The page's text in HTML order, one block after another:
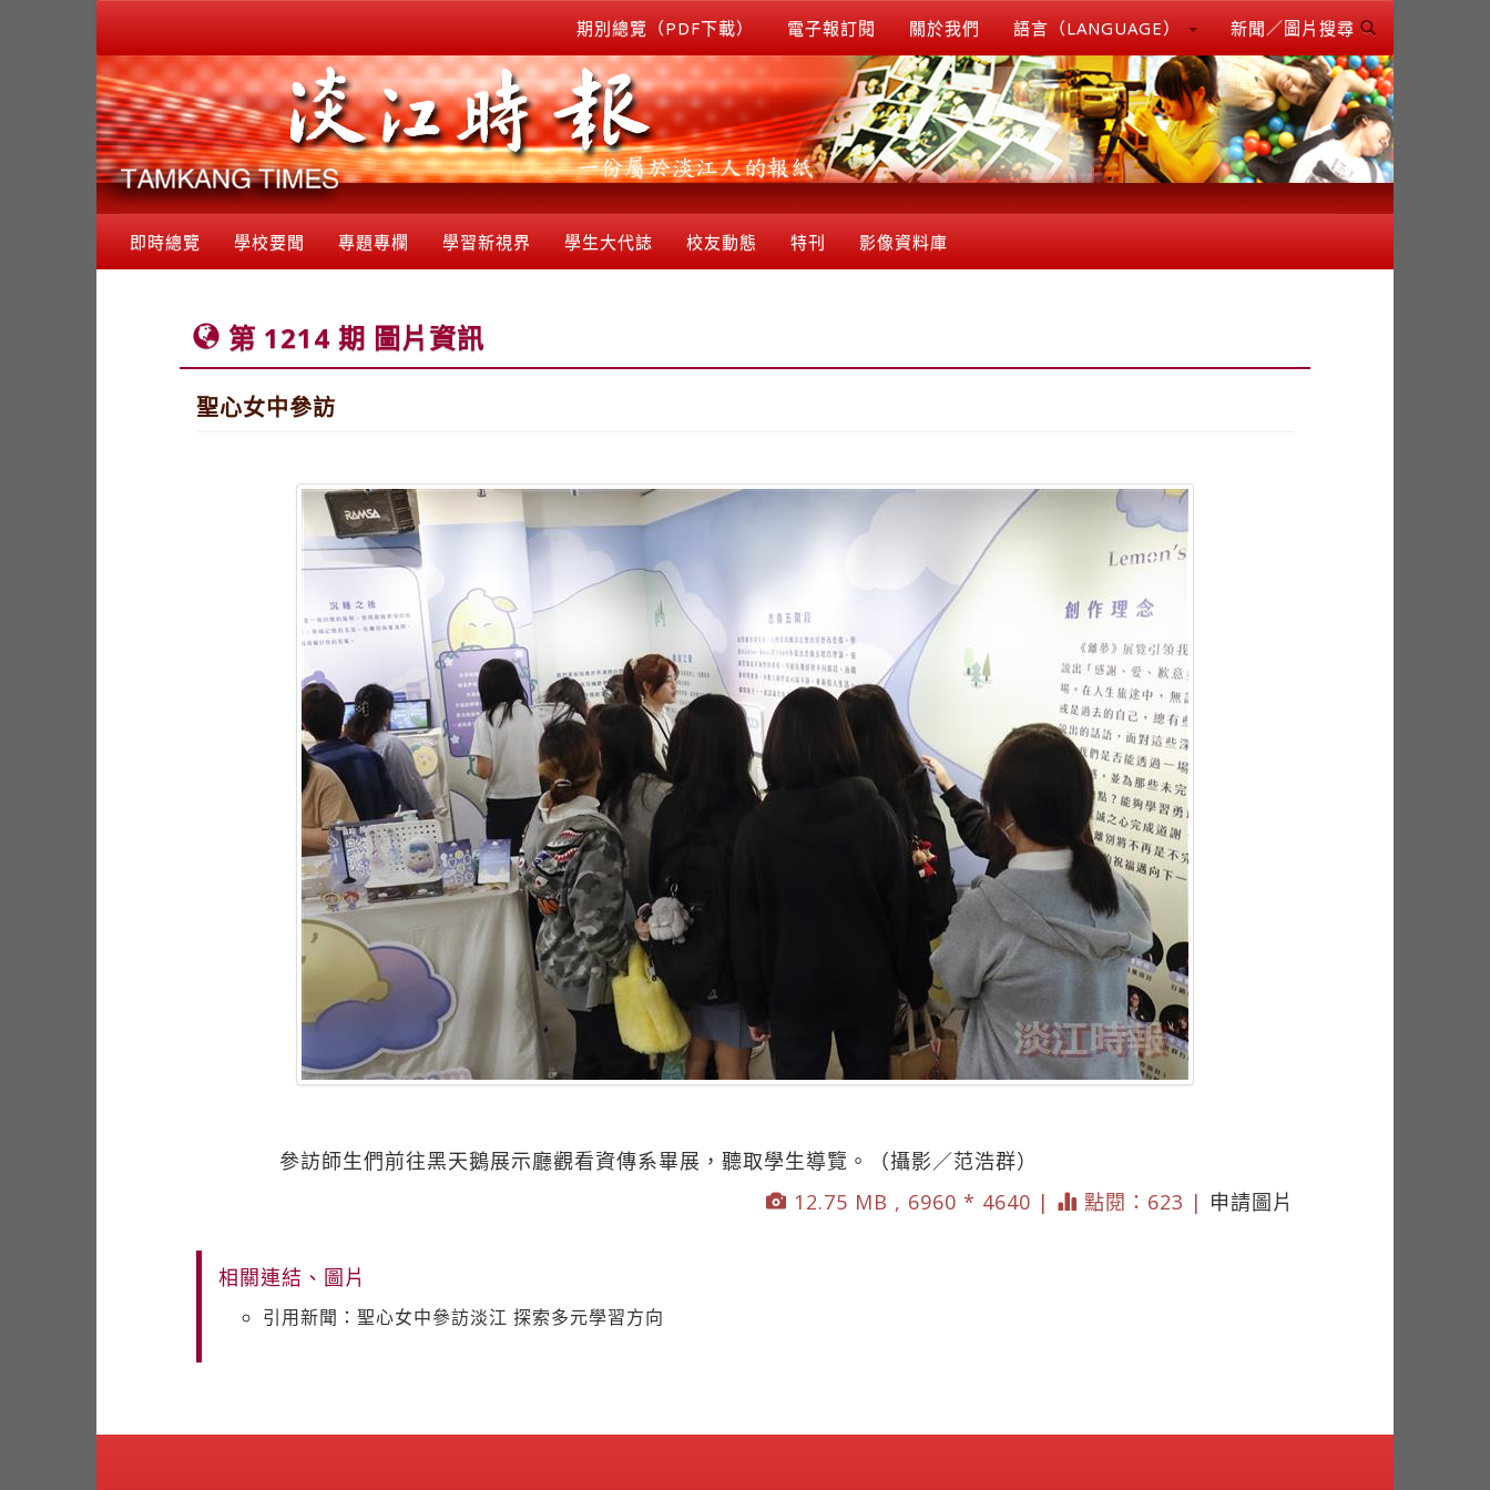
期別總覽（PDF下載） 電子報訂閱 關於我們 語言（LANGUAGE） 新聞／圖片搜尋
即時總覽 學校要聞 專題專欄 學習新視界 學生大代誌 校友動態 特刊 影像資料庫
第 1214 期 圖片資訊
聖心女中參訪
參訪師生們前往黑天鵝展示廳觀看資傳系畢展，聽取學生導覽。（攝影／范浩群）
12.75 MB , 6960 * 4640 |
點閱：623 | 申請圖片
相關連結、圖片
引用新聞：聖心女中參訪淡江 探索多元學習方向